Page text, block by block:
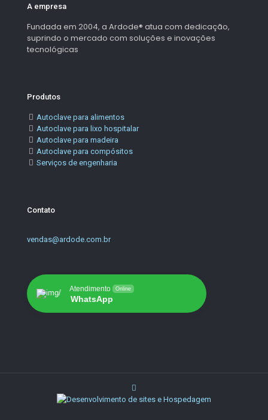
A empresa
Fundada em 2004, a Ardode® atua com dedicação,
suprindo o mercado com soluções e inovações
tecnológicas
Produtos
Autoclave para alimentos
Autoclave para lixo hospitalar
Autoclave para madeira
Autoclave para compósitos
Serviços de engenharia
Contato
vendas@ardode.com.br
Atendimento Online
WhatsApp